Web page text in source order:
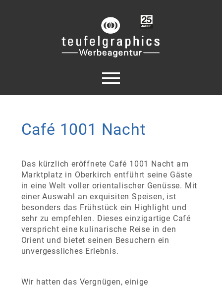
Café 1001 Nacht
Das kürzlich eröffnete Café 1001 Nacht am
Marktplatz in Oberkirch entführt seine Gäste
in eine Welt voller orientalischer Genüsse. Mit
einer Auswahl an exquisiten Speisen, ist
besonders das Frühstück ein Highlight und
sehr zu empfehlen. Dieses einzigartige Café
verspricht eine kulinarische Reise in den
Orient und bietet seinen Besuchern ein
unvergessliches Erlebnis.
Wir hatten das Vergnügen, einige